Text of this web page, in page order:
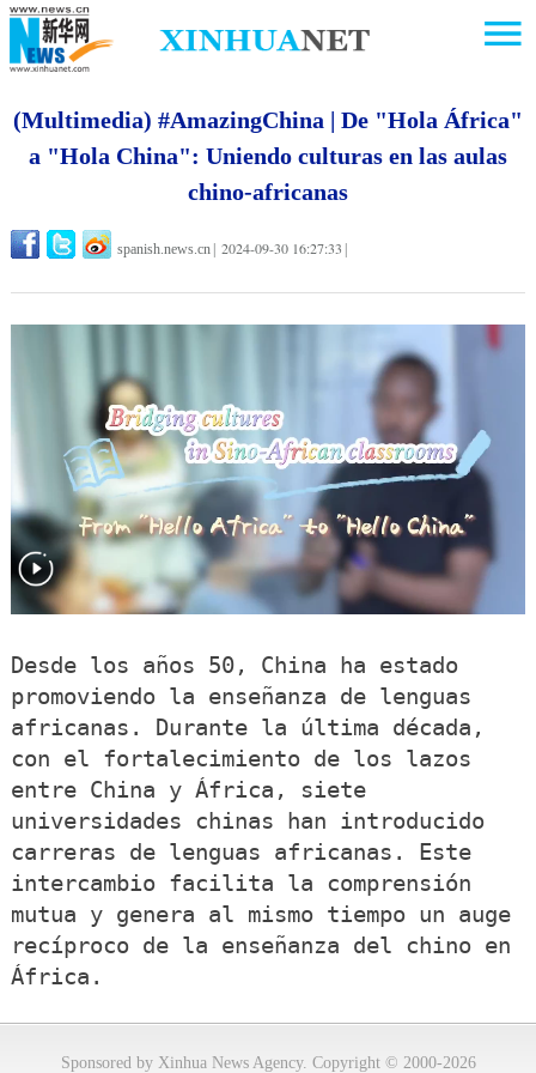
(Multimedia) #AmazingChina | De "Hola África"
a "Hola China": Uniendo culturas en las aulas
chino-africanas
spanish.news.cn 2024-09-30 16:27:33
Desde los años 50, China ha estado
promoviendo la enseñanza de lenguas
africanas. Durante la última década,
con el fortalecimiento de los lazos
entre China y África, siete
universidades chinas han introducido
carreras de lenguas africanas. Este
intercambio facilita la comprensión
mutua y genera al mismo tiempo un auge
recíproco de la enseñanza del chino en
África.
Sponsored by Xinhua News Agency. Copyright © 2000-2026